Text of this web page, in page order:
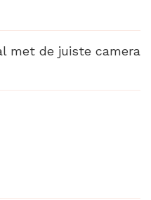
met de juiste camera